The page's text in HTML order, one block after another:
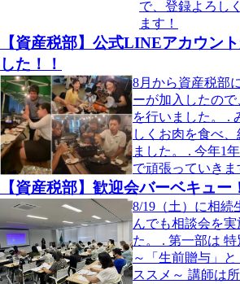
【資産税部】公式LINEアカウン
した！！
で、登録よろし
ます！
【資産税部】歓迎会バーベキュー
8月から資産税部
ーが加入したので
を行いました。 .
しくお肉を食べ
ました。 . 今年1
で頑張っていきま
8/19（土）に相続
んでも相談会を実
た。 . 第一部は
～「生前贈与」
ススメ～ 講師は